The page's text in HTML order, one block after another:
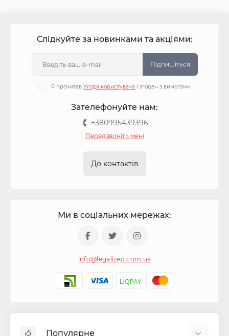
Слідкуйте за новинками та акціями:
Підпишіться
Я прочитав Угода користувача і згоден з вимогами
Зателефонуйте нам:
+380995439396
Передзвоніть мені
До контактів
Ми в соціальних мережах:
info@legalized.com.ua
Популярне